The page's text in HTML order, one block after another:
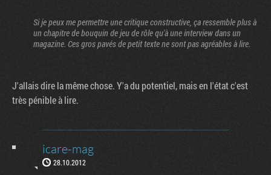
Si je peux me permettre une critique constructive, ça ressemble plus à
un chapitre de bouquin de jeu de rôle qu'à une interview dans un
magazine. Ces gros pavés de petit texte ne sont pas agréables à lire.
J'allais dire la même chose. Y'a du potentiel, mais en l'état c'est
très pénible à lire.
icare-mag
28.10.2012